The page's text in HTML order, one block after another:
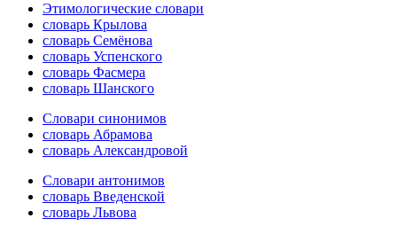
Этимологические словари
словарь Крылова
словарь Семёнова
словарь Успенского
словарь Фасмера
словарь Шанского
Словари синонимов
словарь Абрамова
словарь Александровой
Словари антонимов
словарь Введенской
словарь Львова